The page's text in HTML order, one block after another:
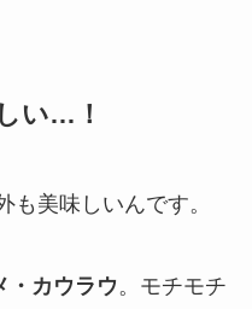
い…！
も美味しいんです。
・カウラウ。モチモチ